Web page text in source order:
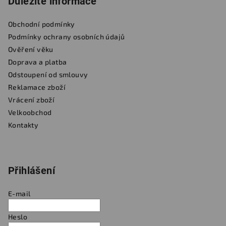
Obchodní podmínky
Podmínky ochrany osobních údajů
Ověření věku
Doprava a platba
Odstoupení od smlouvy
Reklamace zboží
Vrácení zboží
Velkoobchod
Kontakty
Přihlášení
E-mail
Heslo